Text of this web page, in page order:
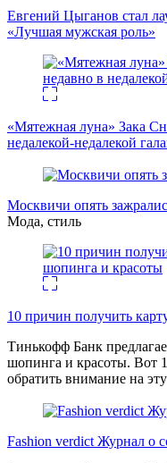
Евгений Цыганов стал
«Лучшая мужская роль»
«Мятежная луна» Зака
недалекой-недалекой
Москвичи опять
Мода, стиль
10 причин получить
Тинькофф Банк
шопинга и красоты. Вот
обратить внимание на
Fashion verdict Журнал о